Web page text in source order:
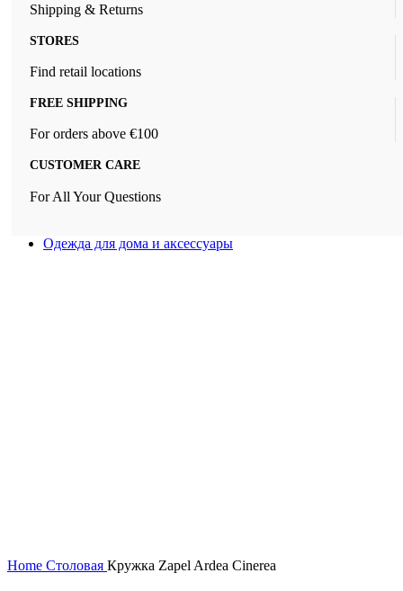
Shipping & Returns
STORES
Find retail locations
FREE SHIPPING
For orders above €100
CUSTOMER CARE
For All Your Questions
Одежда для дома и аксессуары
Home Столовая Кружка Zapel Ardea Cinerea